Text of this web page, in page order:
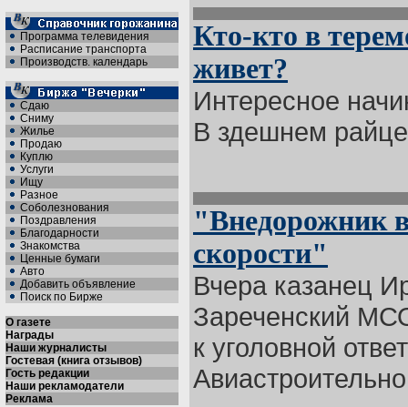
Программа телевидения
Расписание транспорта
Производств. календарь
Сдаю
Сниму
Жилье
Продаю
Куплю
Услуги
Ищу
Разное
Соболезнования
Поздравления
Благодарности
Знакомства
Ценные бумаги
Авто
Добавить объявление
Поиск по Бирже
О газете
Награды
Наши журналисты
Гостевая (книга отзывов)
Гость редакции
Наши рекламодатели
Реклама
Кто-кто в
живет?
Интересное
В здешнем
"Внедорожник
скорости"
Вчера казанец
Зареченский
к уголовной